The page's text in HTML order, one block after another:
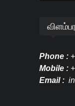
Phone :
Mobile :
Email :